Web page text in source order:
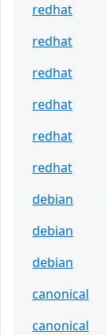
redhat
redhat
redhat
redhat
redhat
redhat
debian
debian
debian
canonical
canonical